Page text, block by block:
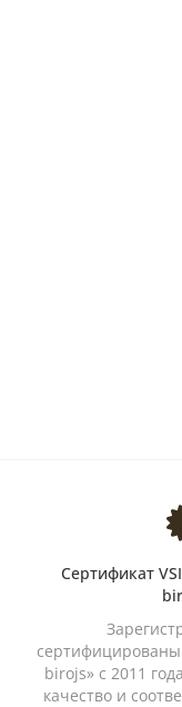
Сертификат
сертифицированы
birojs» с 2011
качество и